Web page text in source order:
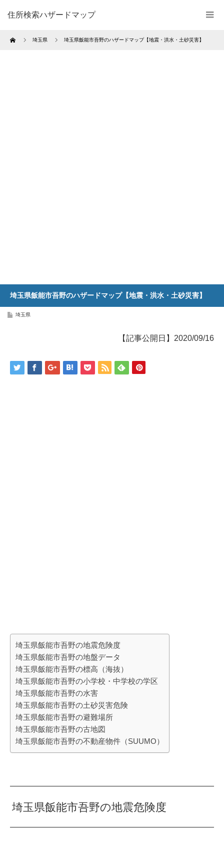
住所検索ハザードマップ
Home 埼玉県 埼玉県飯能市吾野のハザードマップ【地震・洪水・土砂災害】
埼玉県飯能市吾野のハザードマップ【地震・洪水・土砂災害】
埼玉県
【記事公開日】2020/09/16
埼玉県飯能市吾野の地震危険度
埼玉県飯能市吾野の地盤データ
埼玉県飯能市吾野の標高（海抜）
埼玉県飯能市吾野の小学校・中学校の学区
埼玉県飯能市吾野の水害
埼玉県飯能市吾野の土砂災害危険
埼玉県飯能市吾野の避難場所
埼玉県飯能市吾野の古地図
埼玉県飯能市吾野の不動産物件（SUUMO）
埼玉県飯能市吾野の地震危険度